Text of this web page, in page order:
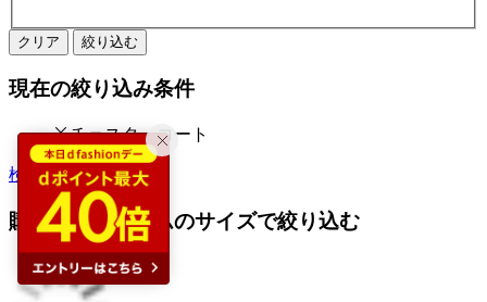
クリア 絞り込む
現在の絞り込み条件
チェスターコート
検索履歴から探す
購入済みアイテムのサイズで絞り込む